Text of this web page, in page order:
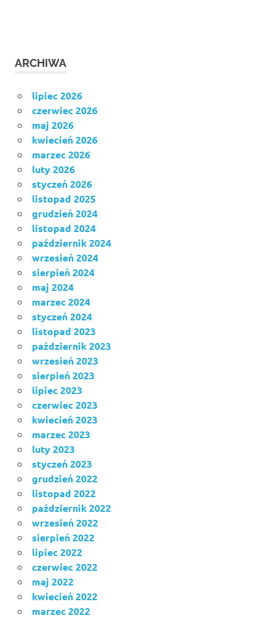
ARCHIWA
lipiec 2026
czerwiec 2026
maj 2026
kwiecień 2026
marzec 2026
luty 2026
styczeń 2026
listopad 2025
grudzień 2024
listopad 2024
październik 2024
wrzesień 2024
sierpień 2024
maj 2024
marzec 2024
styczeń 2024
listopad 2023
październik 2023
wrzesień 2023
sierpień 2023
lipiec 2023
czerwiec 2023
kwiecień 2023
marzec 2023
luty 2023
styczeń 2023
grudzień 2022
listopad 2022
październik 2022
wrzesień 2022
sierpień 2022
lipiec 2022
czerwiec 2022
maj 2022
kwiecień 2022
marzec 2022